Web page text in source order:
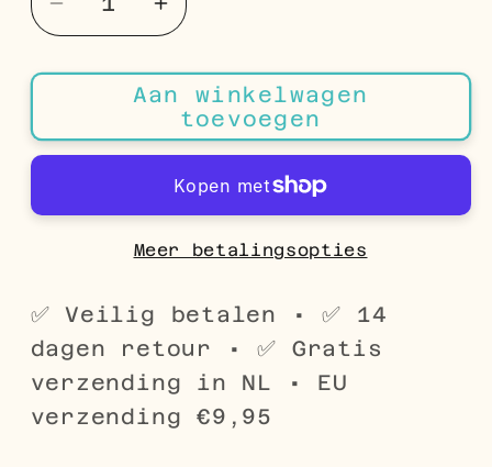
Aantal
verlagen
voor
Muzieknoot
Oorbellen
Goudkleur
7x6mm
Cadeau
Aantal
verhogen
voor
Muzieknoot
Oorbellen
Goudkleur
RVS
7x6mm
-
Cadeau
Aan winkelwagen
toevoegen
Meer betalingsopties
✅ Veilig betalen • ✅ 14
dagen retour • ✅ Gratis
verzending in NL • EU
verzending €9,95